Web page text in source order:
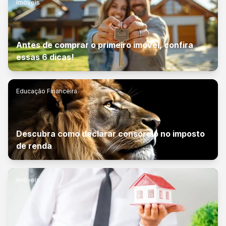
Imóveis
Antes de comprar o primeiro imóvel, confira
essas 6 dicas!
Educação Financeira
Descubra como declarar consórcio no imposto
de renda
Imóveis